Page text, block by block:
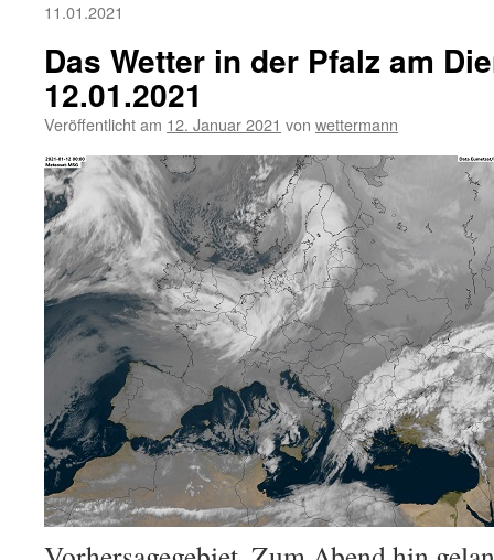
11.01.2021
Das Wetter in der Pfalz am
12.01.2021
Veröffentlicht am 12. Januar 2021 von wettermann